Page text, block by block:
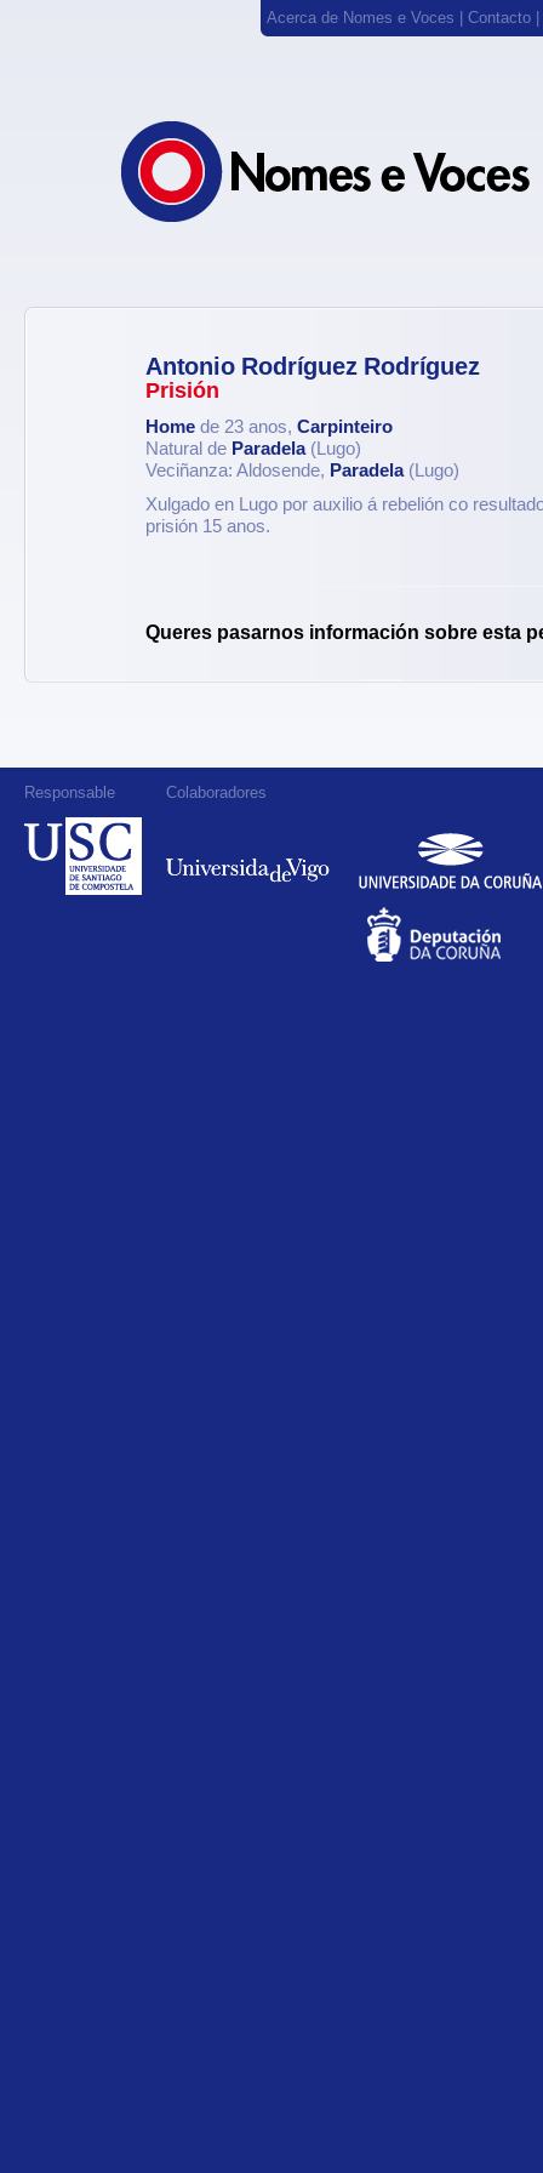
Acerca de Nomes e Voces Contacto
Antonio Rodríguez Rodríguez
Prisión
Home de 23 anos, Carpinteiro
Natural de Paradela(Lugo)
Veciñanza: Aldosende, Paradela(Lugo)
Xulgado en Lugo por auxilio á rebelión co
prisión 15 anos.
Queres pasarnos información sobre esta
Responsable Colaboradores